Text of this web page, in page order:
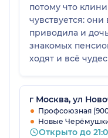
потому что
чувствуется:
приводила и
знакомых
ходят и всё
г Москва, ул
Профсоюзная
Новые Черёмушки
Открыто до